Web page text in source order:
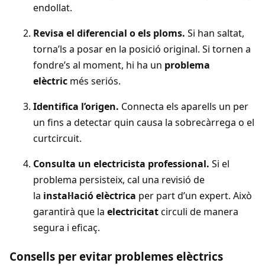
endollat.
Revisa el diferencial o els ploms. Si han saltat,
torna’ls a posar en la posició original. Si tornen a
fondre’s al moment, hi ha un problema
elèctric més seriós.
Identifica l’origen. Connecta els aparells un per
un fins a detectar quin causa la sobrecàrrega o el
curtcircuit.
Consulta un electricista professional. Si el
problema persisteix, cal una revisió de
la instal·lació elèctrica per part d’un expert. Això
garantirà que la electricitatcirculi de manera
segura i eficaç.
Consells per evitar problemes elèctrics